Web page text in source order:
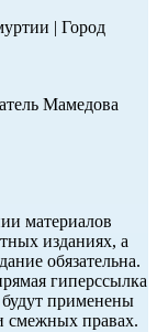
| Город
Мамедова
материалов
изданиях, а
обязательна.
гиперссылка
будут применены
смежных правах.